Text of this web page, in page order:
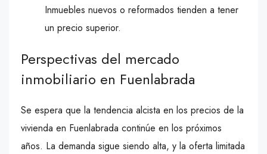
Inmuebles nuevos o reformados tienden a tener
un precio superior.
Perspectivas del mercado
inmobiliario en Fuenlabrada
Se espera que la tendencia alcista en los precios de la
vivienda en Fuenlabrada continúe en los próximos
años. La demanda sigue siendo alta, y la oferta limitada